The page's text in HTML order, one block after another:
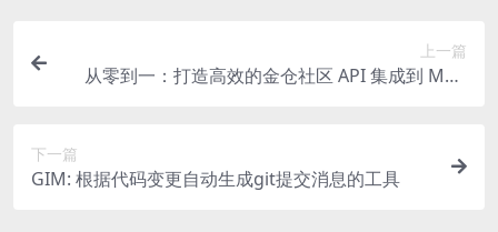
上一篇
从零到一：打造高效的金仓社区 API 集成到 MCP
下一篇
GIM: 根据代码变更自动生成git提交消息的工具